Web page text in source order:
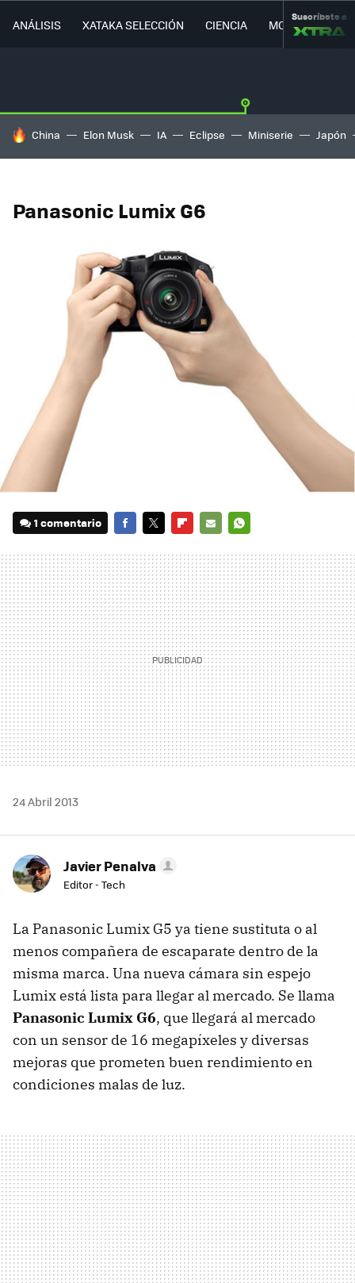
ANÁLISIS XATAKA SELECCIÓN CIENCIA MOVILIDAD
Suscríbete a
HOY SE HABLA DE
China Elon Musk IA Eclipse Miniserie Japón
Panasonic Lumix G6
1 comentario
MAIL
24 Abril 2013
Javier Penalva
Editor - Tech
La Panasonic Lumix G5 ya tiene sustituta o al
menos compañera de escaparate dentro de la
misma marca. Una nueva cámara sin espejo
Lumix está lista para llegar al mercado. Se llama
Panasonic Lumix G6, que llegará al mercado
con un sensor de 16 megapíxeles y diversas
mejoras que prometen buen rendimiento en
condiciones malas de luz.